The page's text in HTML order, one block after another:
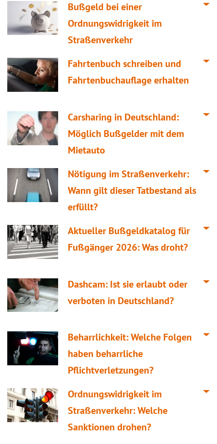
Bußgeld bei einer
Ordnungswidrigkeit im
Straßenverkehr
Fahrtenbuch schreiben und
Fahrtenbuchauflage erhalten
Carsharing in Deutschland:
Möglich Bußgelder mit dem
Mietauto
Nötigung im Straßenverkehr:
Wann gilt dieser Tatbestand als
erfüllt?
Aktueller Bußgeldkatalog für
Fußgänger 2026: Was droht?
Dashcam: Ist sie erlaubt oder
verboten in Deutschland?
Beharrlichkeit: Welche Folgen
haben beharrliche
Pflichtverletzungen?
Ordnungswidrigkeit im
Straßenverkehr: Welche
Sanktionen drohen?